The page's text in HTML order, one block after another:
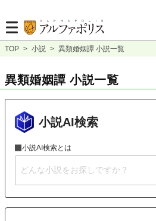
TOP > 小説 > 異類婚姻譚 小説一覧
異類婚姻譚 小説一覧
小説AI検索
小説AI検索とは